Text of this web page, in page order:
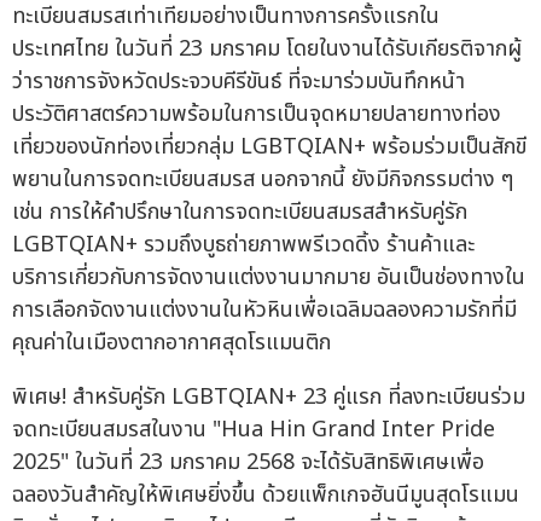
ทะเบียนสมรสเท่าเทียมอย่างเป็นทางการครั้งแรกใน
ประเทศไทย ในวันที่ 23 มกราคม โดยในงานได้รับเกียรติจากผู้
ว่าราชการจังหวัดประจวบคีรีขันธ์ ที่จะมาร่วมบันทึกหน้า
ประวัติศาสตร์ความพร้อมในการเป็นจุดหมายปลายทางท่อง
เที่ยวของนักท่องเที่ยวกลุ่ม LGBTQIAN+ พร้อมร่วมเป็นสักขี
พยานในการจดทะเบียนสมรส นอกจากนี้ ยังมีกิจกรรมต่าง ๆ
เช่น การให้คำปรึกษาในการจดทะเบียนสมรสสำหรับคู่รัก
LGBTQIAN+ รวมถึงบูธถ่ายภาพพรีเวดดิ้ง ร้านค้าและ
บริการเกี่ยวกับการจัดงานแต่งงานมากมาย อันเป็นช่องทางใน
การเลือกจัดงานแต่งงานในหัวหินเพื่อเฉลิมฉลองความรักที่มี
คุณค่าในเมืองตากอากาศสุดโรแมนติก
พิเศษ! สำหรับคู่รัก LGBTQIAN+ 23 คู่แรก ที่ลงทะเบียนร่วม
จดทะเบียนสมรสในงาน "Hua Hin Grand Inter Pride
2025" ในวันที่ 23 มกราคม 2568 จะได้รับสิทธิพิเศษเพื่อ
ฉลองวันสำคัญให้พิเศษยิ่งขึ้น ด้วยแพ็กเกจฮันนีมูนสุดโรแมน